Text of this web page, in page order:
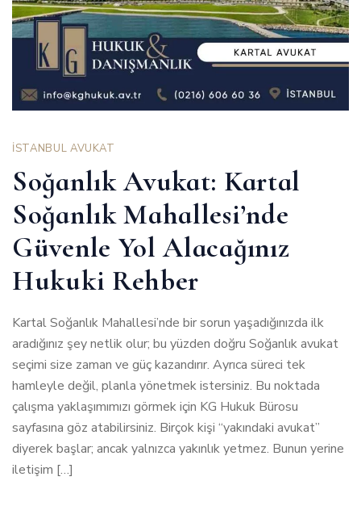
İSTANBUL AVUKAT
Soğanlık Avukat: Kartal
Soğanlık Mahallesi’nde
Güvenle Yol Alacağınız
Hukuki Rehber
Kartal Soğanlık Mahallesi’nde bir sorun yaşadığınızda ilk
aradığınız şey netlik olur; bu yüzden doğru Soğanlık avukat
seçimi size zaman ve güç kazandırır. Ayrıca süreci tek
hamleyle değil, planla yönetmek istersiniz. Bu noktada
çalışma yaklaşımımızı görmek için KG Hukuk Bürosu
sayfasına göz atabilirsiniz. Birçok kişi “yakındaki avukat”
diyerek başlar; ancak yalnızca yakınlık yetmez. Bunun yerine
iletişim […]